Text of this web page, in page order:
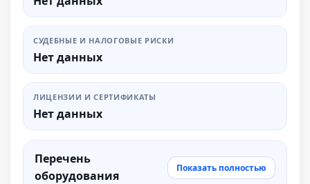
СУДЕБНЫЕ И НАЛОГОВЫЕ РИСКИ
Нет данных
ЛИЦЕНЗИИ И СЕРТИФИКАТЫ
Нет данных
Перечень
оборудования
Показать полностью